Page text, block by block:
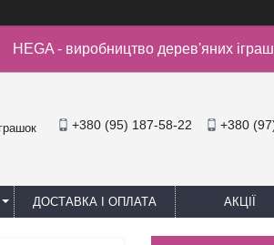
HEGA - виробництво дерев'яних
+380 (95) 187-58-22 +380
ДОСТАВКА І ОПЛАТА АКЦІЇ